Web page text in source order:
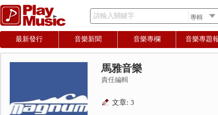
請輸入關鍵字
最新發行 音樂新聞 音樂專欄 音樂專題
馬雅音樂
責任編輯
文章: 3